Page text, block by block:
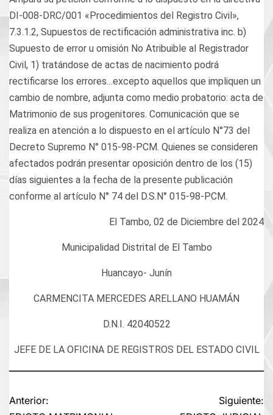
DI-008-DRC/001 «Procedimientos del Registro Civil»,
7.3.1.2, Supuestos de rectificación administrativa inc. b)
Supuesto de error u omisión No Atribuible al Registrador
Civil, 1) tratándose de actas de nacimiento podrá
rectificarse los errores…excepto aquellos que impliquen un
cambio de nombre, adjunta como medio probatorio: acta de
Matrimonio de sus progenitores. Comunicación que se
realiza en atención a lo dispuesto en el artículo N°73 del
Decreto Supremo N° 015-98-PCM. Quienes se consideren
afectados podrán presentar oposición dentro de los (15)
días siguientes a la fecha de la presente publicación
conforme al artículo N° 74 del D.S.N° 015-98-PCM.
El Tambo, 02 de Diciembre del 2024
Municipalidad Distrital de El Tambo
Huancayo- Junín
CARMENCITA MERCEDES ARELLANO HUAMÁN
D.N.I. 42040522
JEFE DE LA OFICINA DE REGISTROS DEL ESTADO CIVIL
Navegación
Anterior:
Siguiente: